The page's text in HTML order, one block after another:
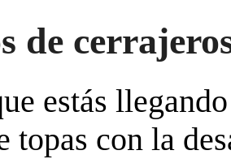
de
estás
topas con la